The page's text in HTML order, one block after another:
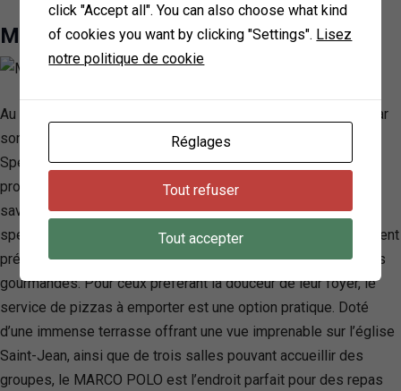
Marco Polo & Chalet
Au cœur de Dijon, le restaurant MARCO POLO se distingue par
son offre culinaire riche et sa localisation privilégiée.
Spécialiste des mets italiens, cette adresse incontournable
propose une carte variée, mettant en avant des pizzas
savoureuses, des salades rafraîchissantes en été, et des
spécialités savoyardes réconfortantes en hiver. Soigneusement
préparés, les plats promettent de satisfaire toutes les envies
gourmandes. Pour ceux préférant la douceur de leur foyer, le
service de pizzas à emporter est une option pratique. Doté
d’une immense terrasse offrant une vue imprenable sur l’église
Saint-Jean, ainsi que de trois salles pouvant accueillir des
groupes, le MARCO POLO est l’endroit parfait pour des repas
click "Accept all". You can also choose what kind
of cookies you want by clicking "Settings". Lisez
notre politique de cookie
Réglages
Tout refuser
Tout accepter